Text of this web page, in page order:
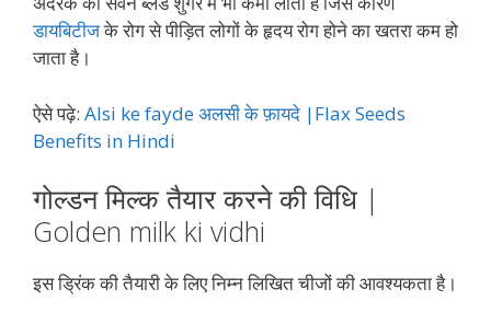
डायबिटीजके रोग से पीड़ित लोगों के हृदय रोग होने का खतरा कम हो
जाता है।
ऐसे पढ़े: Alsi ke fayde अलसी के फ़ायदे |Flax Seeds
Benefits in Hindi
गोल्डन मिल्क तैयार करने की विधि |
Golden milk ki vidhi
इस ड्रिंक की तैयारी के लिए निम्न लिखित चीजों की आवश्यकता है।